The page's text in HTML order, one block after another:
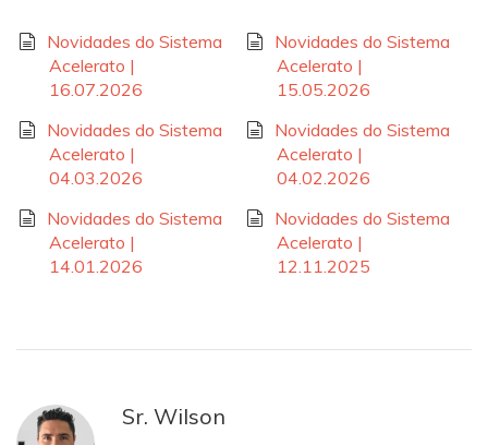
Novidades do Sistema
Acelerato |
16.07.2026
Novidades do Sistema
Acelerato |
15.05.2026
Novidades do Sistema
Acelerato |
04.03.2026
Novidades do Sistema
Acelerato |
04.02.2026
Novidades do Sistema
Acelerato |
14.01.2026
Novidades do Sistema
Acelerato |
12.11.2025
Sr. Wilson